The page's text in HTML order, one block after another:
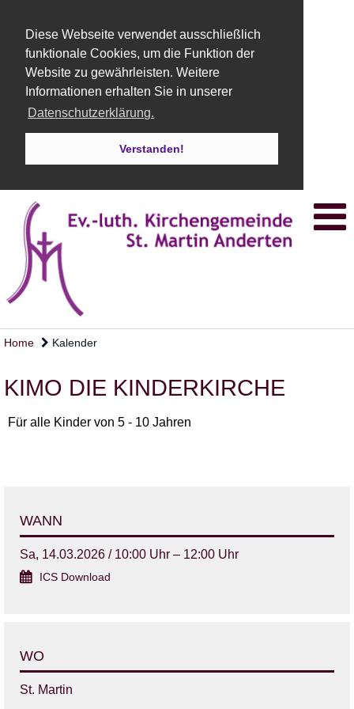
Diese Webseite verwendet ausschließlich
funktionale Cookies, um die Funktion der
Website zu gewährleisten. Weitere
Informationen erhalten Sie in unserer
Datenschutzerklärung.
Verstanden!
Home Kalender
KIMO DIE KINDERKIRCHE
Für alle Kinder von 5 - 10 Jahren
WANN
Sa, 14.03.2026 / 10:00 Uhr – 12:00 Uhr
ICS Download
WO
St. Martin